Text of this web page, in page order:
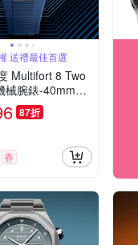
送禮最佳首選
Multifort 8 Two
械腕錶-40mm藍
87折
券